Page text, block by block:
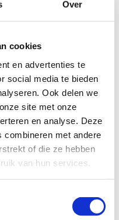
Over
cookies
en advertenties te
social media te bieden
Ook delen we
site met onze
en analyse. Deze
combineren met andere
of die ze hebben
van hun services.
insteekkoppeling